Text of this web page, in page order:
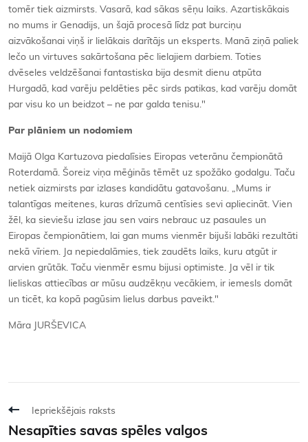
tomēr tiek aizmirsts. Vasarā, kad sākas sēņu laiks. Azartiskākais
no mums ir Genadijs, un šajā procesā līdz pat burciņu
aizvākošanai viņš ir lielākais darītājs un eksperts. Manā ziņā paliek
lečo un virtuves sakārtošana pēc lielajiem darbiem. Toties
dvēseles veldzēšanai fantastiska bija desmit dienu atpūta
Hurgadā, kad varēju peldēties pēc sirds patikas, kad varēju domāt
par visu ko un beidzot – ne par galda tenisu."
Par plāniem un nodomiem
Maijā Olga Kartuzova piedalīsies Eiropas veterānu čempionātā
Roterdamā. Šoreiz viņa mēģinās tēmēt uz spožāko godalgu. Taču
netiek aizmirsts par izlases kandidātu gatavošanu. „Mums ir
talantīgas meitenes, kuras drīzumā centīsies sevi apliecināt. Vien
žēl, ka sieviešu izlase jau sen vairs nebrauc uz pasaules un
Eiropas čempionātiem, lai gan mums vienmēr bijuši labāki rezultāti
nekā vīriem. Ja nepiedalāmies, tiek zaudēts laiks, kuru atgūt ir
arvien grūtāk. Taču vienmēr esmu bijusi optimiste. Ja vēl ir tik
lieliskas attiecības ar mūsu audzēkņu vecākiem, ir iemesls domāt
un ticēt, ka kopā pagūsim lielus darbus paveikt."
Māra JURŠEVICA
Iepriekšējais raksts
Nesapīties savas spēles valgos